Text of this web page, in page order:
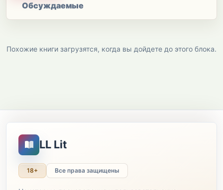
Обсуждаемые
Похожие книги загрузятся, когда вы дойдете до этого блока.
LL Lit
18+ Все права защищены